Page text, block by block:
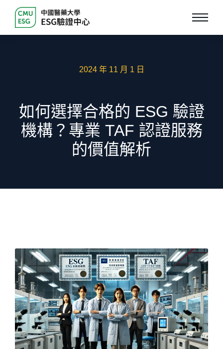
2024 年 11 月 1 日
如何選擇合格的 ESG 驗證
機構？專業 TAF 認證服務
的價值解析